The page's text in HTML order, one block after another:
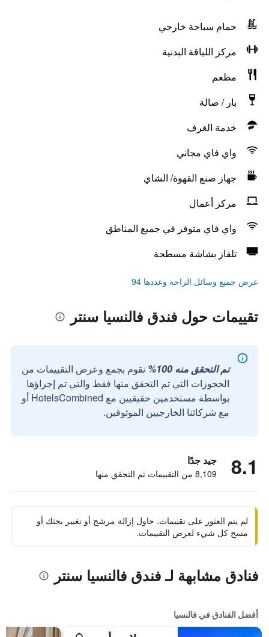
حمام سباحة خارجي
مركز اللياقة البدنية
مطعم
بار / صالة
خدمة الغرف
واي فاي مجاني
جهاز صنع القهوة/ الشاي
مركز أعمال
واي فاي متوفر في جميع المناطق
تلفاز بشاشة مسطحة
عرض جميع وسائل الراحة وعددها 94
تقييمات حول فندق فالنسيا سنتر
تم التحقق منه 100%
نقوم بجمع وعرض التقييمات من
الحجوزات التي تم التحقق منها فقط والتي تم إجراؤها
بواسطة مستخدمين حقيقيين مع HotelsCombined أو
مع شركائنا الخارجيين الموثوقين.
8.1 جيد جدًا
8,109 من التقييمات تم التحقق منها
لم يتم العثور على تقييمات. حاول إزالة مرشح أو تغيير بحثك أو
مسح كل شيء لعرض التقييمات.
فنادق مشابهة لـ فندق فالنسيا سنتر
أفضل الفنادق في فالنسيا